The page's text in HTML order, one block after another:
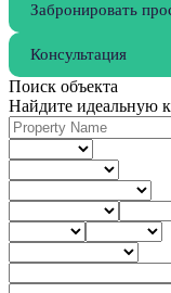
Забронировать
Консультация
Поиск объекта
Найдите идеальную